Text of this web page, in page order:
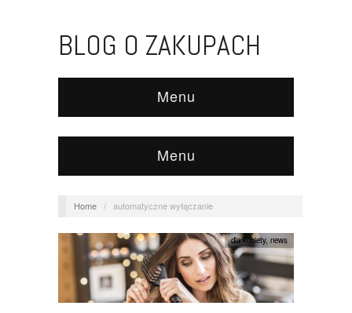
BLOG O ZAKUPACH
Menu
Menu
Home / automatyczne wyłączanie
dla kobiety,news